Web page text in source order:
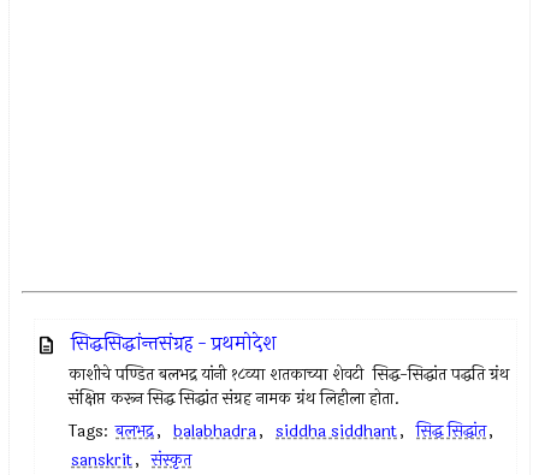
सिद्धसिद्धांन्तसंग्रह - प्रथमोदेश
काशीचे पण्डित बलभद्र यांनी १८व्या शतकाच्या शेवटी सिद्ध-सिद्धांत पद्धति ग्रंथ
संक्षिप्त करून सिद्ध सिद्धांत संग्रह नामक ग्रंथ लिहीला होता.
Tags: बलभद्र, balabhadra, siddha siddhant, सिद्ध सिद्धांत,
sanskrit, संस्कृत